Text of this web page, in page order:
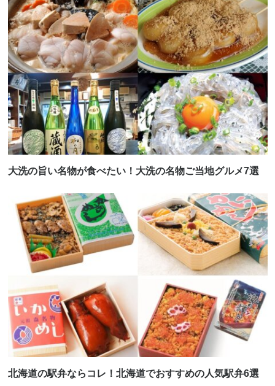
大洗の旨い名物が食べたい！大洗の名物ご当地グルメ7選
北海道の駅弁ならコレ！北海道でおすすめの人気駅弁6選